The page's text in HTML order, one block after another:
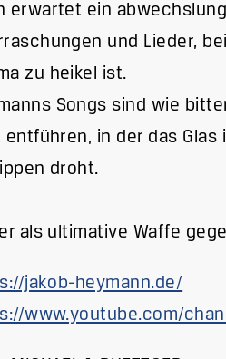
erwartet ein
und Lieder,
zu heikel ist.
Songs sind wie
entführen, in der das
droht.
als ultimative Waffe
jakob-heymann.de/
www.youtube.com/